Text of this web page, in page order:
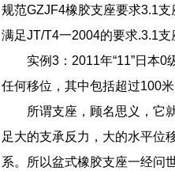
规范GZJF4橡胶支座要求3.1
满足JT/T4一2004的要求.3.1支
实例3：2011年“11”日本
任何移位，其中包括超过100米
所谓支座，顾名思义，它
足大的支承反力，大的水平位
系。所以盆式橡胶支座一经问